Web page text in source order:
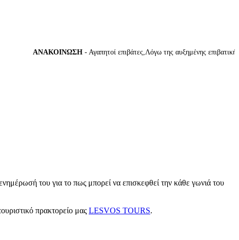
ΑΝΑΚΟΙΝΩΣΗ- Αγαπητοί επιβάτες,Λόγω της αυξημένης επιβατικής
του για το πως μπορεί να επισκεφθεί την κάθε γωνιά του
πρακτορείο μας LESVOS TOURS.